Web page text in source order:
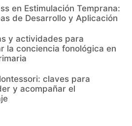
en Estimulación Temprana:
de Desarrollo y Aplicación
y actividades para
la conciencia fonológica en
claves para
y acompañar el